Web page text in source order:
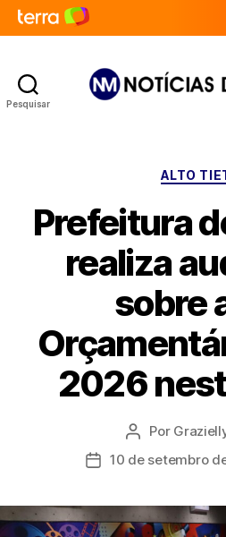
Pesquisar
ALTO
Prefeitura
realiza
sobre
2026
Autor
do
Por
Data10 de setembro